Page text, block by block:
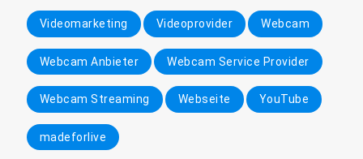
Videomarketing Videoprovider Webcam
Webcam Anbieter Webcam Service Provider
Webcam Streaming Webseite YouTube
madeforlive